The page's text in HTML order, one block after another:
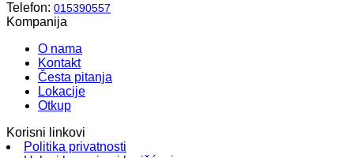
Telefon: 015390557
Kompanija
O nama
Kontakt
Česta pitanja
Lokacije
Otkup
Korisni linkovi
Politika privatnosti